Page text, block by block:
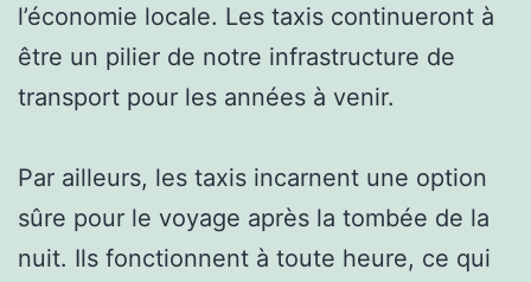
l’économie locale. Les taxis continueront à
être un pilier de notre infrastructure de
transport pour les années à venir.
Par ailleurs, les taxis incarnent une option
sûre pour le voyage après la tombée de la
nuit. Ils fonctionnent à toute heure, ce qui